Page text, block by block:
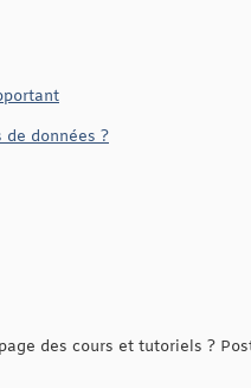
de données ?
des cours et tutoriels ?